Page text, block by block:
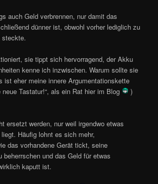
auch Geld verbrennen, nur damit das
dünner ist, obwohl vorher lediglich zu
steckte.
sie tippt sich hervorragend, der Akku
kenne ich inzwischen. Warum sollte sie
ist eher meine innere Argumentationskette
neue Tastatur!“, als ein Rat hier im Blog
)
ersetzt werden, nur weil irgendwo etwas
Häufig lohnt es sich mehr,
das vorhandene Gerät tickt, seine
beherrschen und das Geld für etwas
kaputt ist.